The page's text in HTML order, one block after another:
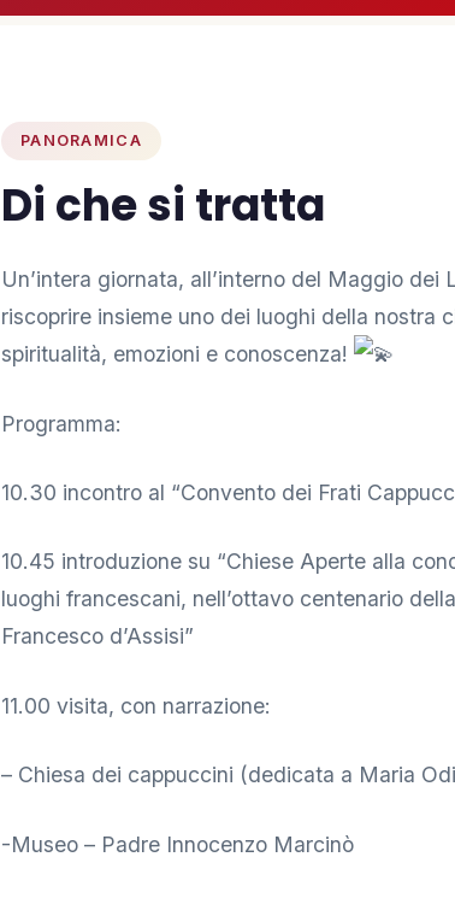
PANORAMICA
Di che si tratta
Un’intera giornata, all’interno del Maggio dei
riscoprire insieme uno dei luoghi della nostra
spiritualità, emozioni e conoscenza!
Programma:
10.30 incontro al “Convento dei Frati
10.45 introduzione su “Chiese Aperte alla
luoghi francescani, nell’ottavo centenario
Francesco d’Assisi”
11.00 visita, con narrazione:
– Chiesa dei cappuccini (dedicata a Maria
-Museo – Padre Innocenzo Marcinò